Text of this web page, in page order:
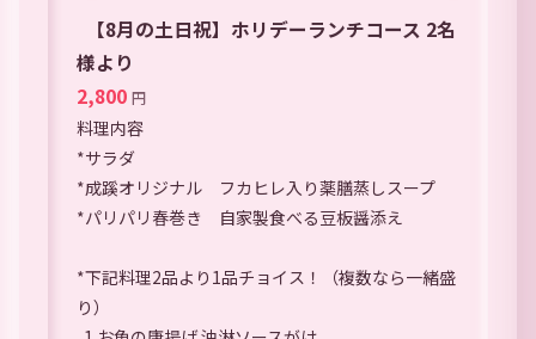
【8月の土日祝】ホリデーランチコース 2名
様より
2,800 円
料理内容
*サラダ
*成蹊オリジナル フカヒレ入り薬膳蒸しスープ
*パリパリ春巻き 自家製食べる豆板醤添え
*下記料理2品より1品チョイス！（複数なら一緒盛
り）